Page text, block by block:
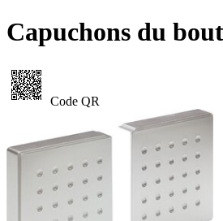
Capuchons du
Code QR